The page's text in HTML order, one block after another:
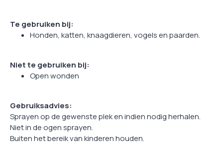
Te gebruiken bij:
Honden, katten, knaagdieren, vogels en paarden.
Niet te gebruiken bij:
Open wonden
Gebruiksadvies:
Sprayen op de gewenste plek en indien nodig herhalen.
Niet in de ogen sprayen.
Buiten het bereik van kinderen houden.